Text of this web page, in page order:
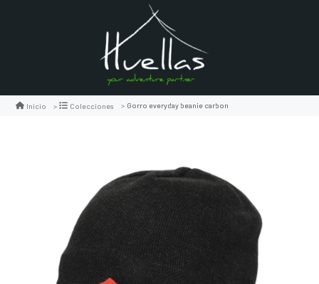
Inicio Colecciones Gorro everyday beanie carbon